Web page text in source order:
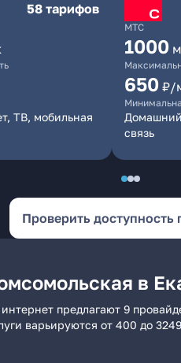
58 тарифов
ТВ, мобильная
МТС
1000
650 ₽/
связь
Проверить доступность
в
предлагают 9
варьируются от 400 до